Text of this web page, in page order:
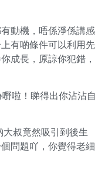
動機，唔係淨係講感
有啲條件可以利用先
成長，原諒你犯錯，
啦！睇得出你沾沾自
叔竟然吸引到後生
問題吖，你覺得老細